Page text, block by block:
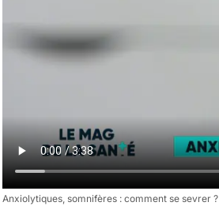
Anxiolytiques, somnifères : comment se sevrer ?